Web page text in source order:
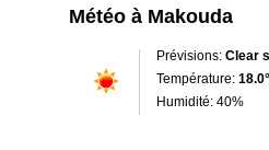
Météo à Makouda
Prévisions: Clear
Température: 18.0°
Humidité: 40%